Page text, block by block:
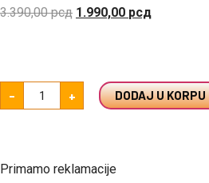
3.390,00рсд 1.990,00 рсд
- + DODAJ U KORPU
Primamo reklamacije